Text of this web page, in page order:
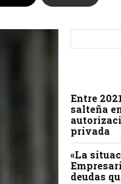
Entre
salteña
privada
«La
deudas